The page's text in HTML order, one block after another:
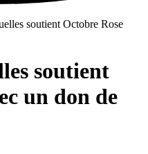
soutient Octobre Rose
soutient
un don de